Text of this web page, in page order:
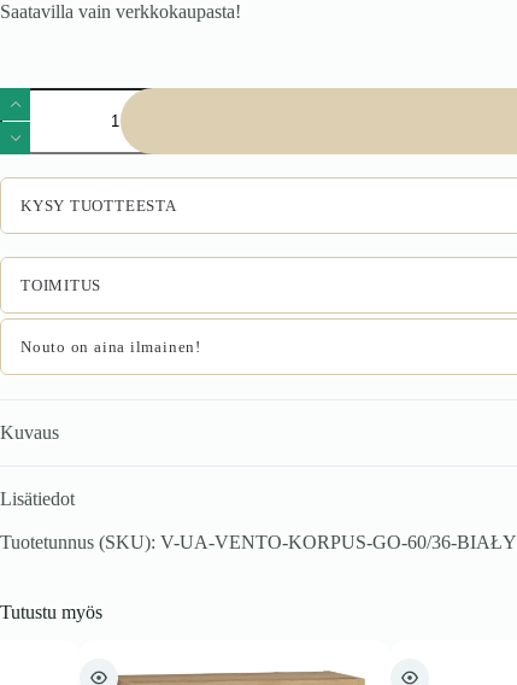
Saatavilla vain verkkokaupasta!
VENTO
GO-
60/36
korpus,
ülemine
kapoti
valge
määrä
KYSY TUOTTEESTA
TOIMITUS
Nouto on aina ilmainen!
Kuvaus
Lisätiedot
Tuotetunnus (SKU): V-UA-VENTO-KORPUS-GO-60/36-BIAŁY
Tutustu myös